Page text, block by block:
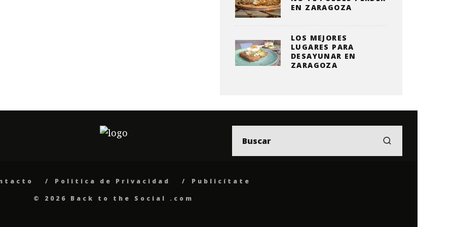
EN ZARAGOZA
LOS MEJORES
LUGARES PARA
DESAYUNAR EN
ZARAGOZA
Politica de Privacidad
Publicítate
© 2026 Back to the Social .com